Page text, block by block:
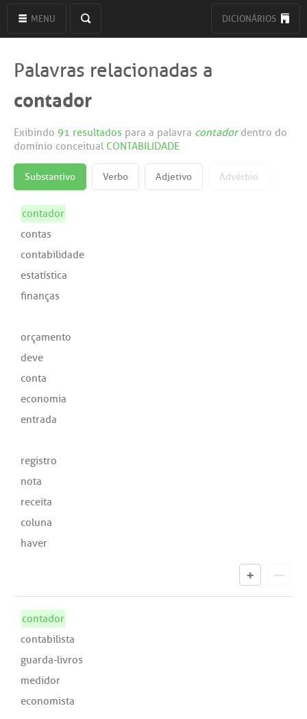
MENU DICIONÁRIOS
Palavras relacionadas a
contador
Exibindo 91 resultados para a palavra contadordentro do
domínio conceitual CONTABILIDADE
Substantivo Verbo Adjetivo Advérbio
contador
contas
contabilidade
estatística
finanças
orçamento
deve
conta
economia
entrada
registro
nota
receita
coluna
haver
contador
contabilista
guarda-livros
medidor
economista